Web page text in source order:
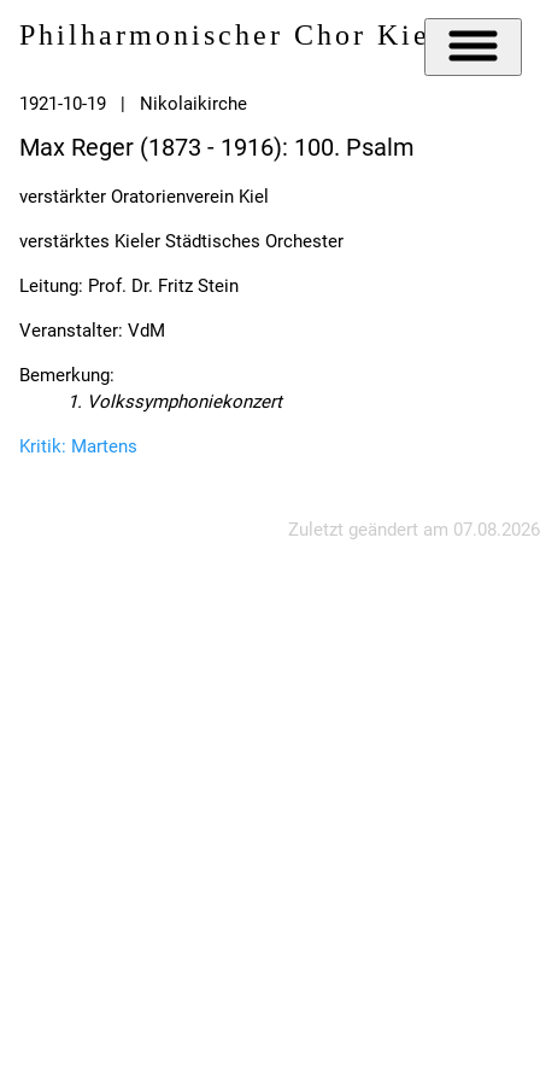
Philharmonischer Chor Kiel e.V.
1921-10-19 | Nikolaikirche
Max Reger (1873 - 1916): 100. Psalm
verstärkter Oratorienverein Kiel
verstärktes Kieler Städtisches Orchester
Leitung: Prof. Dr. Fritz Stein
Veranstalter: VdM
Bemerkung:
1. Volkssymphoniekonzert
Kritik: Martens
Zuletzt geändert am 07.08.2026